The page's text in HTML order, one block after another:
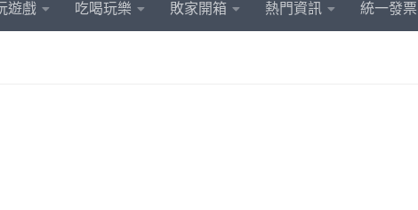
遊戲 吃喝玩樂 敗家開箱 熱門資訊 統一發票